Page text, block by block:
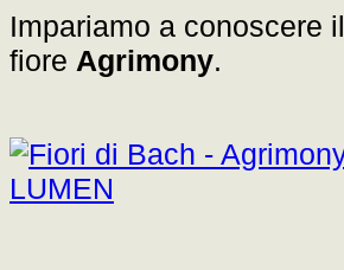
Impariamo a conoscere il
fiore Agrimony.